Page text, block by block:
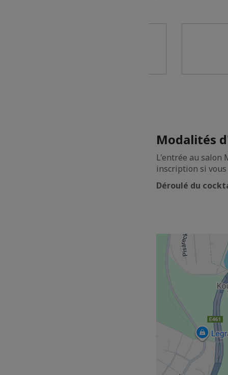
Modalités
L'entrée au salon
inscription si
Déroulé du